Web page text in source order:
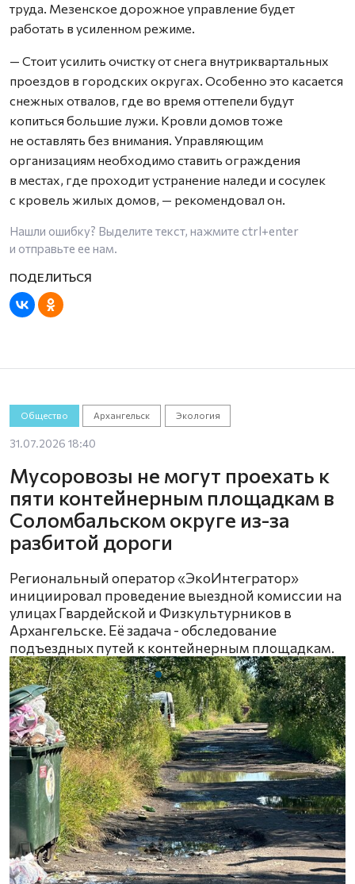
труда. Мезенское дорожное управление будет
работать в усиленном режиме.
— Стоит усилить очистку от снега внутриквартальных
проездов в городских округах. Особенно это касается
снежных отвалов, где во время оттепели будут
копиться большие лужи. Кровли домов тоже
не оставлять без внимания. Управляющим
организациям необходимо ставить ограждения
в местах, где проходит устранение наледи и сосулек
с кровель жилых домов, — рекомендовал он.
Нашли ошибку? Выделите текст, нажмите ctrl+enter
и отправьте ее нам.
Общество Архангельск Экология
31.07.2026 18:40
Мусоровозы не могут проехать к
пяти контейнерным площадкам в
Соломбальском округе из-за
разбитой дороги
Региональный оператор «ЭкоИнтегратор»
инициировал проведение выездной комиссии на
улицах Гвардейской и Физкультурников в
Архангельске. Её задача - обследование
подъездных путей к контейнерным площадкам.